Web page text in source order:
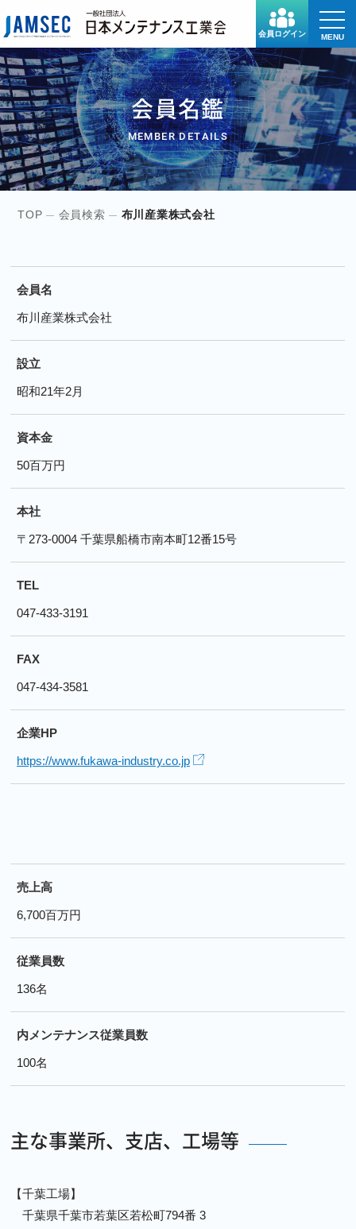
会員ログイン
toggle
MENU
会員名鑑
MEMBER DETAILS
TOP 会員検索 布川産業株式会社
会員名
布川産業株式会社
設立
昭和21年2月
資本金
50百万円
本社
〒273-0004 千葉県船橋市南本町12番15号
TEL
047-433-3191
FAX
047-434-3581
企業HP
https://www.fukawa-industry.co.jp
売上高
6,700百万円
従業員数
136名
内メンテナンス従業員数
100名
主な事業所、支店、工場等
【千葉工場】
千葉県千葉市若葉区若松町794番 3